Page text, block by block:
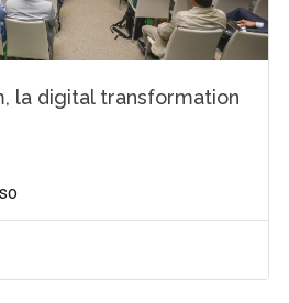
la digital transformation